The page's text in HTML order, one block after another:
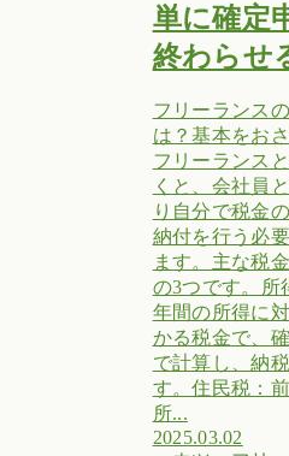
単に確定
終わらせ
フリーランス
は？基本をお
フリーランス
くと、会社員
り自分で税金
納付を行う必
ます。主な税
の3つです。所
年間の所得に
かる税金で、
で計算し、納
す。住民税：
所...
2025.03.02